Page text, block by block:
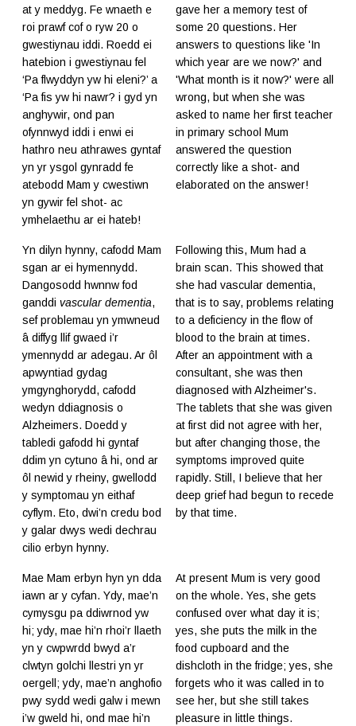
at y meddyg. Fe wnaeth e
roi prawf cof o ryw 20 o
gwestiynau iddi. Roedd ei
hatebion i gwestiynau fel
‘Pa flwyddyn yw hi eleni?’ a
‘Pa fis yw hi nawr? i gyd yn
anghywir, ond pan
ofynnwyd iddi i enwi ei
hathro neu athrawes gyntaf
yn yr ysgol gynradd fe
atebodd Mam y cwestiwn
yn gywir fel shot- ac
ymhelaethu ar ei hateb!
gave her a memory test of
some 20 questions. Her
answers to questions like 'In
which year are we now?' and
'What month is it now?' were all
wrong, but when she was
asked to name her first teacher
in primary school Mum
answered the question
correctly like a shot- and
elaborated on the answer!
Yn dilyn hynny, cafodd Mam
sgan ar ei hymennydd.
Dangosodd hwnnw fod
ganddi vascular dementia,
sef problemau yn ymwneud
â diffyg llif gwaed i’r
ymennydd ar adegau. Ar ôl
apwyntiad gydag
ymgynghorydd, cafodd
wedyn ddiagnosis o
Alzheimers. Doedd y
tabledi gafodd hi gyntaf
ddim yn cytuno â hi, ond ar
ôl newid y rheiny, gwellodd
y symptomau yn eithaf
cyflym. Eto, dwi’n credu bod
y galar dwys wedi dechrau
cilio erbyn hynny.
Following this, Mum had a
brain scan. This showed that
she had vascular dementia,
that is to say, problems relating
to a deficiency in the flow of
blood to the brain at times.
After an appointment with a
consultant, she was then
diagnosed with Alzheimer's.
The tablets that she was given
at first did not agree with her,
but after changing those, the
symptoms improved quite
rapidly. Still, I believe that her
deep grief had begun to recede
by that time.
Mae Mam erbyn hyn yn dda
iawn ar y cyfan. Ydy, mae’n
cymysgu pa ddiwrnod yw
hi; ydy, mae hi’n rhoi’r llaeth
yn y cwpwrdd bwyd a’r
clwtyn golchi llestri yn yr
oergell; ydy, mae’n anghofio
pwy sydd wedi galw i mewn
i’w gweld hi, ond mae hi’n
At present Mum is very good
on the whole. Yes, she gets
confused over what day it is;
yes, she puts the milk in the
food cupboard and the
dishcloth in the fridge; yes, she
forgets who it was called in to
see her, but she still takes
pleasure in little things.